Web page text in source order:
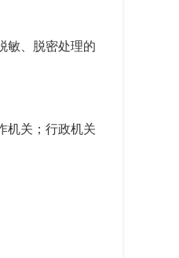
敏、脱密处理的
机关；行政机关